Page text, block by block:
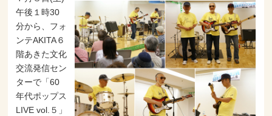
午後１時30
分から、フォ
ンテAKITA６
階あきた文化
交流発信セン
ターで「60
年代ポップス
LIVE vol.５」